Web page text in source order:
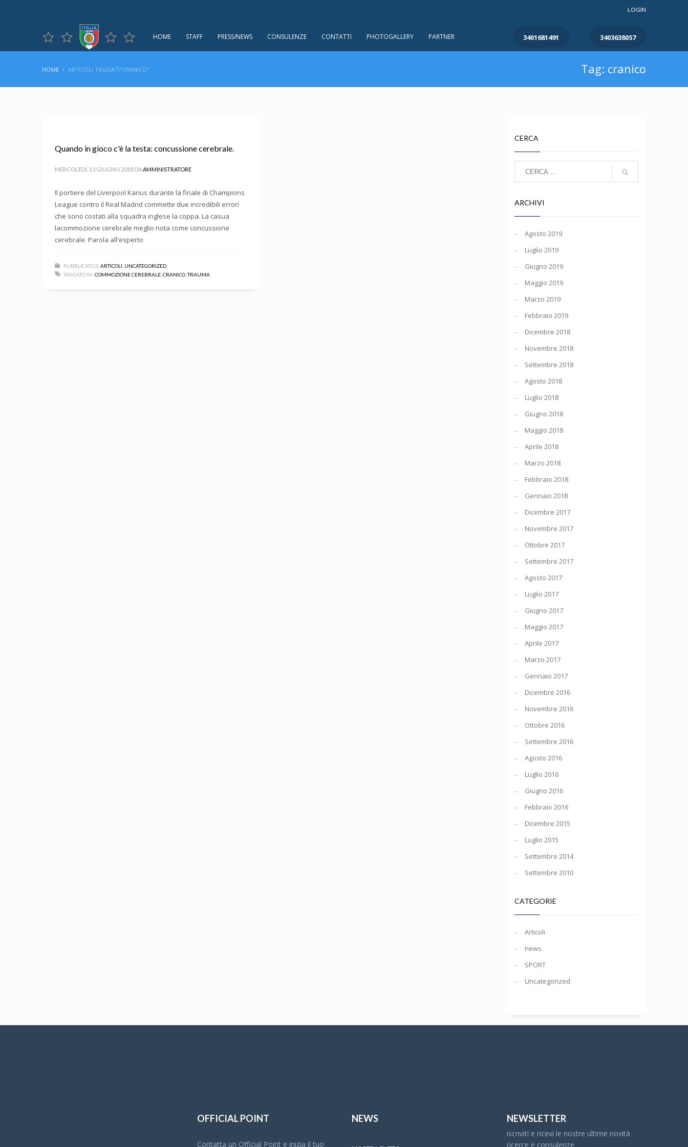
LOGIN
HOME STAFF PRESS/NEWS CONSULENZE CONTATTI PHOTOGALLERY PARTNER 3401681491 3403638057
HOME ARTICOLI TAGGATI"CRANICO" Tag: cranico
Quando in gioco c'è la testa: concussione cerebrale.
MERCOLEDÌ, 13 GIUGNO 2018 DAAMMINISTRATORE
Il portiere del Liverpool Karius durante la finale di Champions
League contro il Real Madrid commette due incredibili errori
che sono costati alla squadra inglese la coppa. La casua
lacommozione cerebrale meglio nota come concussione
cerebrale. Parola all'esperto
PUBBLICATO IL ARTICOLI UNCATEGORIZED
TAGGATO IN: COMMOZIONE CEREBRALE CRANICO ,TRAUMA
CERCA
ARCHIVI
Agosto 2019
Luglio 2019
Giugno 2019
Maggio 2019
Marzo 2019
Febbraio 2019
Dicembre 2018
Novembre 2018
Settembre 2018
Agosto 2018
Luglio 2018
Giugno 2018
Maggio 2018
Aprile 2018
Marzo 2018
Febbraio 2018
Gennaio 2018
Dicembre 2017
Novembre 2017
Ottobre 2017
Settembre 2017
Agosto 2017
Luglio 2017
Giugno 2017
Maggio 2017
Aprile 2017
Marzo 2017
Gennaio 2017
Dicembre 2016
Novembre 2016
Ottobre 2016
Settembre 2016
Agosto 2016
Luglio 2016
Giugno 2016
Febbraio 2016
Dicembre 2015
Luglio 2015
Settembre 2014
Settembre 2010
CATEGORIE
Articoli
news
SPORT
Uncategorized
OFFICIAL POINT
Contatta un Official Point e inizia il tuo
NEWS NEWSLETTER
iscriviti e ricevi le nostre ultime novità
ricerce e consulenze